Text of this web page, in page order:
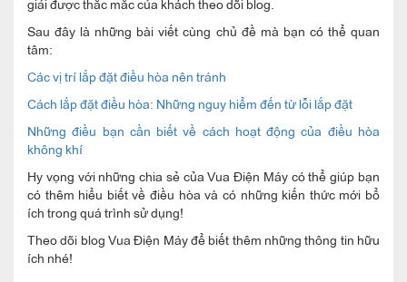
Sau đây là những bài viết cùng chủ đề mà bạn có thể quan
tâm:
Các vị trí lắp đặt điều hòa nên tránh
Cách lắp đặt điều hòa: Những nguy hiểm đến từ lỗi lắp đặt
Những điều bạn cần biết về cách hoạt động của điều hòa
không khí
Hy vọng với những chia sẻ của Vua Điện Máy có thể giúp bạn
có thêm hiểu biết về điều hòa và có những kiến thức mới bổ
ích trong quá trình sử dụng!
Theo dõi blog Vua Điện Máy để biết thêm những thông tin hữu
ích nhé!